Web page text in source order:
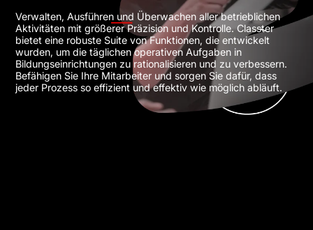
Verwalten, Ausführen und Überwachen aller betrieblichen
Aktivitäten mit größerer Präzision und Kontrolle. Classter
bietet eine robuste Suite von Funktionen, die entwickelt
wurden, um die täglichen operativen Aufgaben in
Bildungseinrichtungen zu rationalisieren und zu verbessern.
Befähigen Sie Ihre Mitarbeiter und sorgen Sie dafür, dass
jeder Prozess so effizient und effektiv wie möglich abläuft.